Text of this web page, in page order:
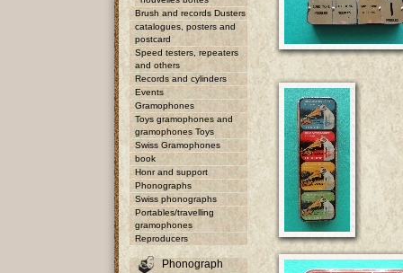
Brush and records Dusters
catalogues, posters and
postcard
Speed testers, repeaters
and others
Records and cylinders
Events
Gramophones
Toys gramophones and
gramophones Toys
Swiss Gramophones
book
Honr and support
Phonographs
Swiss phonographs
Portables/travelling
gramophones
Reproducers
Phonograph